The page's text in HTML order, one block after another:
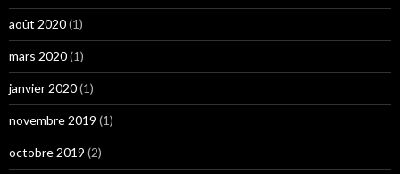
août 2020(1)
mars 2020(1)
janvier 2020(1)
novembre 2019 (1)
octobre 2019 (2)